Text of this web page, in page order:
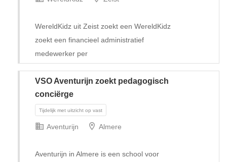
Tijdelijk
WereldKidz uit Zeist zoekt een WereldKidz
zoekt een financieel administratief
medewerker per
VSO Aventurijn zoekt pedagogisch
conciërge
Aventurijn Almere
Aventurijn in Almere is een school voor